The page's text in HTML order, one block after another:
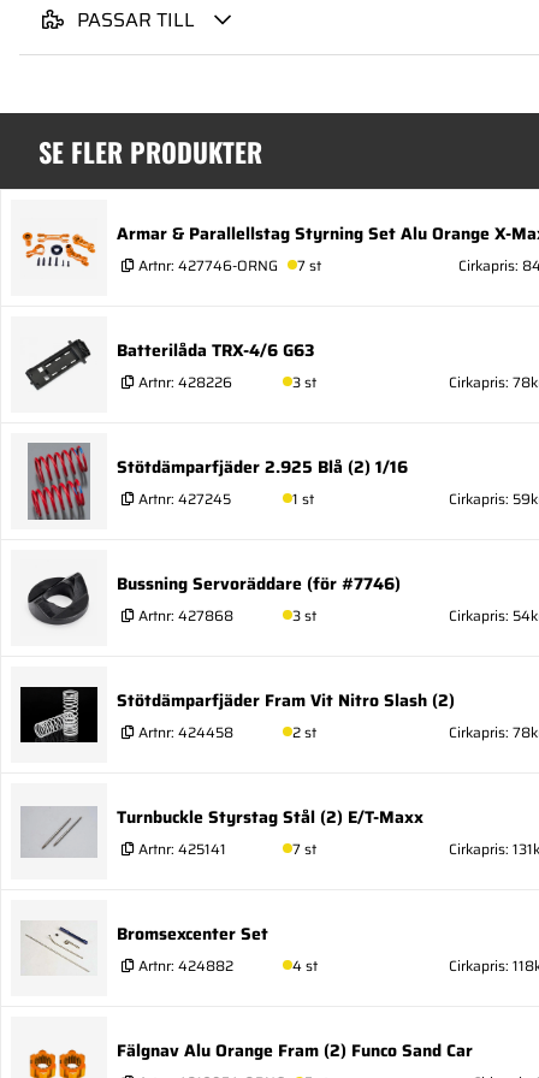
PASSAR TILL
SE FLER PRODUKTER
Armar & Parallellstag Styrning Set Alu Orange X-
Artnr: 427746-ORNG 7 st Cirkapris:
Batterilåda TRX-4/6 G63
Artnr: 428226 3 st Cirkapris:
Stötdämparfjäder 2.925 Blå (2) 1/16
Artnr: 427245 1 st Cirkapris:
Bussning Servoräddare (för #7746)
Artnr: 427868 3 st Cirkapris:
Stötdämparfjäder Fram Vit Nitro Slash (2)
Artnr: 424458 2 st Cirkapris:
Turnbuckle Styrstag Stål (2) E/T-Maxx
Artnr: 425141 7 st Cirkapris:
Bromsexcenter Set
Artnr: 424882 4 st Cirkapris:
Fälgnav Alu Orange Fram (2) Funco Sand Car